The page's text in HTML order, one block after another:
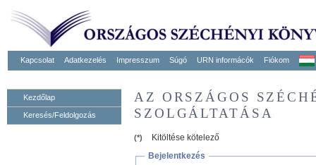
Kapcsolat Adatkezelés Impresszum Súgó URN informácók Fiókom
Kezdőlap
Keresés/Feldolgozás
AZ ORSZÁGOS
SZOLGÁLTATÁSA
(*)
Kitöltése kötelező
Bejelentkezés